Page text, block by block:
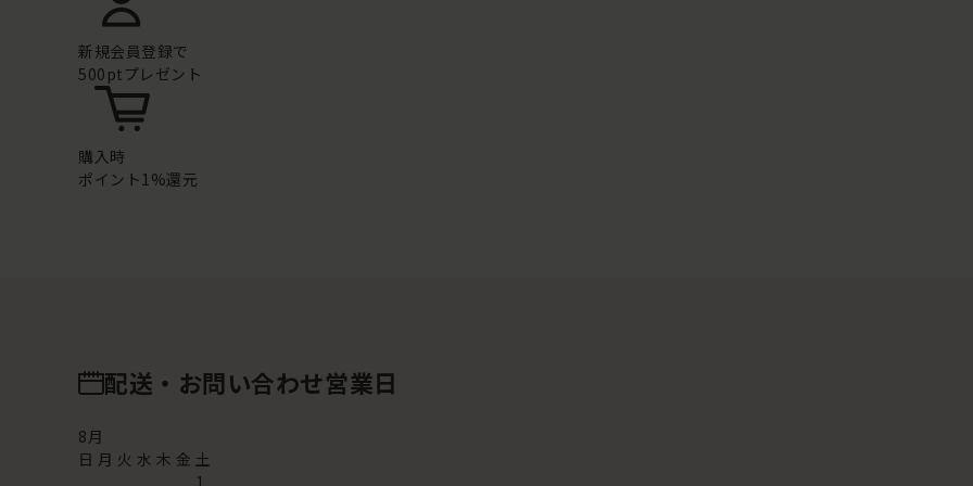
新規会員登録で
500ptプレゼント
購入時
ポイント1%還元
配送・お問い合わせ営業日
8月
日 月 火 水 木 金 土